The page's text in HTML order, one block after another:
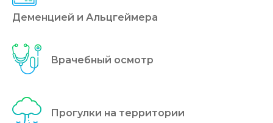
Деменцией и Альцгеймера
Врачебный осмотр
Прогулки на территории